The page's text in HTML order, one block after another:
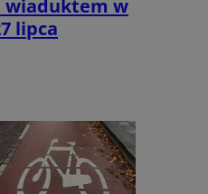
wiaduktem w
lipca